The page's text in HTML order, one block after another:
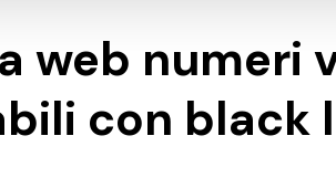
web numeri
con black